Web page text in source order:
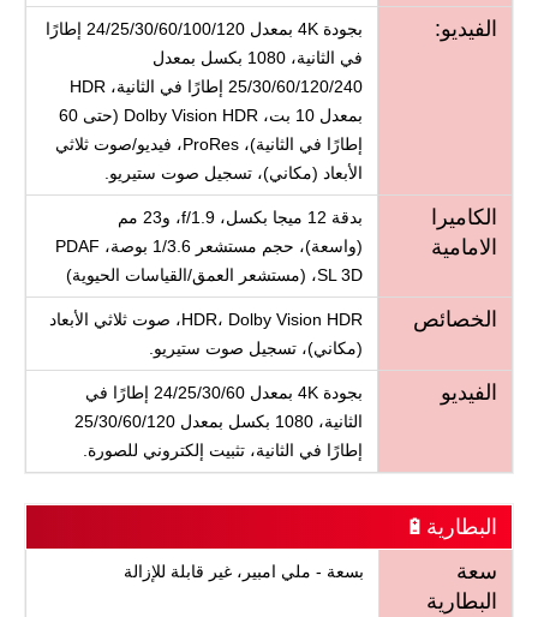
الفيديو:
بجودة 4K بمعدل 24/25/30/60/100/120 إطارًا
في الثانية، 1080 بكسل بمعدل
25/30/60/120/240 إطارًا في الثانية، HDR
بمعدل 10 بت، Dolby Vision HDR (حتى 60
إطارًا في الثانية)، ProRes، فيديو/صوت ثلاثي
الأبعاد (مكاني)، تسجيل صوت ستيريو.
الكاميرا
الامامية
بدقة 12 ميجا بكسل، f/1.9، و23 مم
(واسعة)، حجم مستشعر 1/3.6 بوصة، PDAF
SL 3D، (مستشعر العمق/القياسات الحيوية)
الخصائص
HDR، Dolby Vision HDR، صوت ثلاثي الأبعاد
(مكاني)، تسجيل صوت ستيريو.
الفيديو
بجودة 4K بمعدل 24/25/30/60 إطارًا في
الثانية، 1080 بكسل بمعدل 25/30/60/120
إطارًا في الثانية، تثبيت إلكتروني للصورة.
البطارية🔋
سعة
البطارية
بسعة - ملي امبير، غير قابلة للإزالة